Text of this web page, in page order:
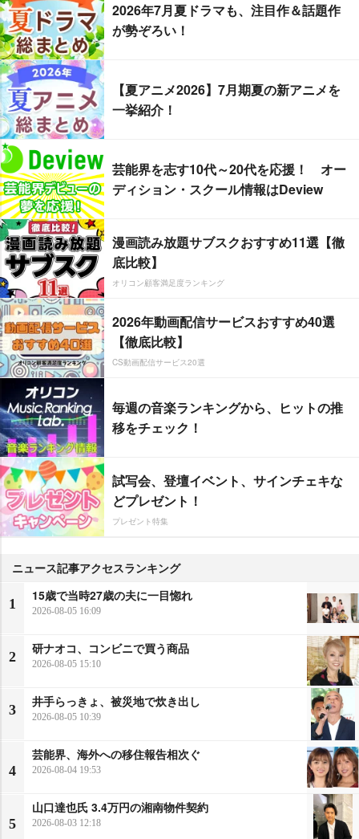
2026年7月夏ドラマも、注目作＆話題作
が勢ぞろい！
【夏アニメ2026】7月期夏の新アニメを
一挙紹介！
芸能界を志す10代～20代を応援！ オー
ディション・スクール情報はDeview
漫画読み放題サブスクおすすめ11選【徹
底比較】
オリコン顧客満足度ランキング
2026年動画配信サービスおすすめ40選
【徹底比較】
CS動画配信サービス20選
毎週の音楽ランキングから、ヒットの推
移をチェック！
試写会、登壇イベント、サインチェキな
どプレゼント！
プレゼント特集
ニュース記事アクセスランキング
1
15歳で当時27歳の夫に一目惚れ
2026-08-05 16:09
2
研ナオコ、コンビニで買う商品
2026-08-05 15:10
3
井手らっきょ、被災地で炊き出し
2026-08-05 10:39
4
芸能界、海外への移住報告相次ぐ
2026-08-04 19:53
5
山口達也氏 3.4万円の湘南物件契約
2026-08-03 12:18